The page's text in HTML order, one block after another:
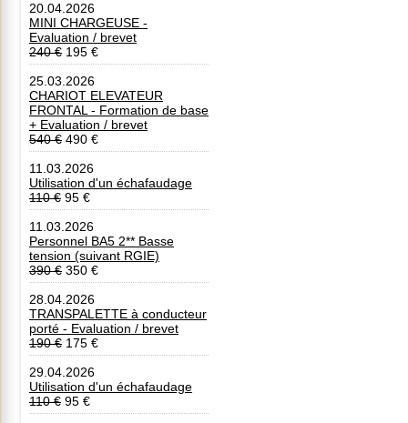
20.04.2026
MINI CHARGEUSE -
Evaluation / brevet
240 € 195 €
25.03.2026
CHARIOT ELEVATEUR
FRONTAL - Formation de base
+ Evaluation / brevet
540 € 490 €
11.03.2026
Utilisation d'un échafaudage
110 € 95 €
11.03.2026
Personnel BA5 2** Basse
tension (suivant RGIE)
390 € 350 €
28.04.2026
TRANSPALETTE à conducteur
porté - Evaluation / brevet
190 € 175 €
29.04.2026
Utilisation d'un échafaudage
110 € 95 €